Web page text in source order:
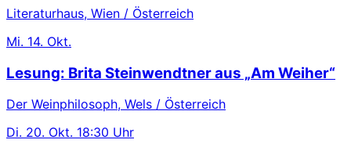
Literaturhaus, Wien / Österreich
Mi. 14. Okt.
Lesung: Brita Steinwendtner aus „Am Weiher“
Der Weinphilosoph, Wels / Österreich
Di. 20. Okt. 18:30 Uhr